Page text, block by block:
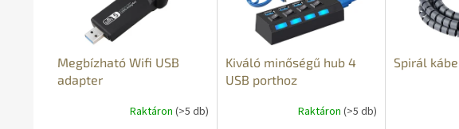
Megbízható Wifi USB
adapter
Raktáron (>5 db)
Kiváló minőségű hub 4
USB porthoz
Raktáron (>5 db)
Spirál